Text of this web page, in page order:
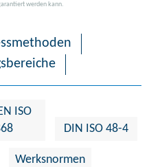
werden kann.
ISO
DIN ISO 48-4
Werksnormen